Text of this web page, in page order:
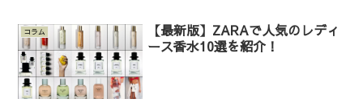
コラム
【最新版】ZARAで人気のレディ
ース香水10選を紹介！